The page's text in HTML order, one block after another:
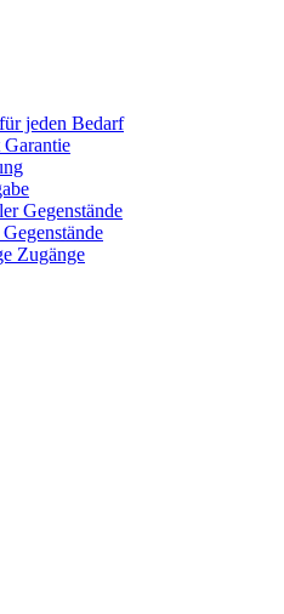
jeden Bedarf
Garantie
Gegenstände
Zugänge